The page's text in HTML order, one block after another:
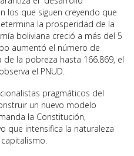
los que siguen creyendo que
la prosperidad de la
boliviana creció a más del 5
aumentó el número de
la pobreza hasta 166.869, el
el PNUD.
pragmáticos del
un nuevo modelo
la Constitución,
que intensifica la naturaleza